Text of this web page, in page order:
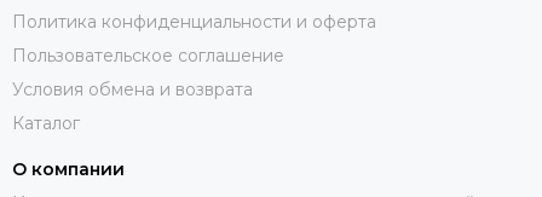
Политика конфиденциальности и оферта
Пользовательское соглашение
Условия обмена и возврата
Каталог
О компании